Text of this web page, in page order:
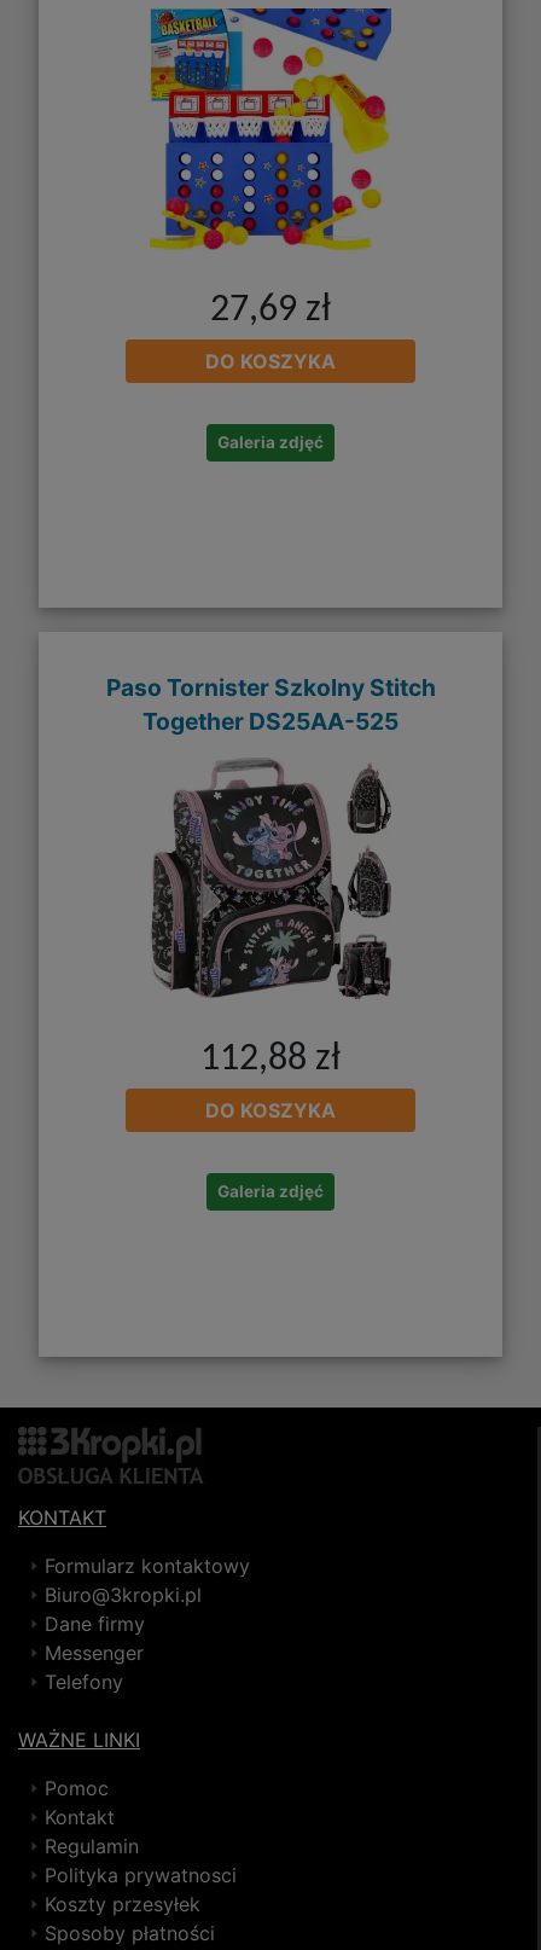
27,69 zł
DO KOSZYKA
Galeria zdjęć
Paso Tornister Szkolny Stitch
Together DS25AA-525
112,88 zł
DO KOSZYKA
Galeria zdjęć
KONTAKT
Formularz kontaktowy
Biuro@3kropki.pl
Dane firmy
Messenger
Telefony
WAŻNE LINKI
Pomoc
Kontakt
Regulamin
Polityka prywatnosci
Koszty przesyłek
Sposoby płatności